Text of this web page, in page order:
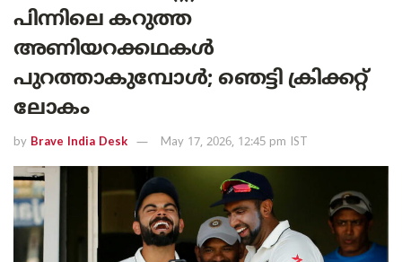
പിന്നിലെ കറുത്ത
അണിയറക്കഥകൾ
പുറത്താകുമ്പോൾ; ഞെട്ടി ക്രിക്കറ്റ്
ലോകം
by Brave India Desk May 17, 2026, 12:45 pm IST